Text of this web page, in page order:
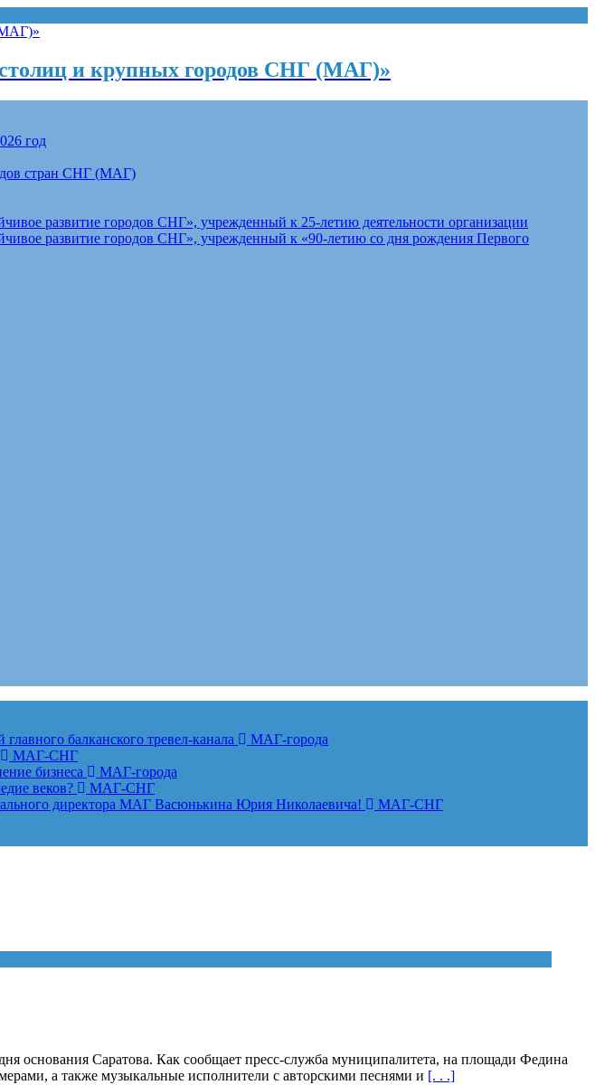
и крупных городов СНГ (МАГ)»
год
стран СНГ (МАГ)
развитие городов СНГ», учрежденный к 25-летию деятельности организации
развитие городов СНГ», учрежденный к «90-летию со дня рождения Первого
балканского тревел-канала
МАГ-города
МАГ-СНГ
бизнеса
МАГ-города
веков?
МАГ-СНГ
директора МАГ Васюнькина Юрия Николаевича!
МАГ-СНГ
основания Саратова. Как сообщает пресс-служба муниципалитета, на площади Федина
а также музыкальные исполнители с авторскими песнями и [. . .]